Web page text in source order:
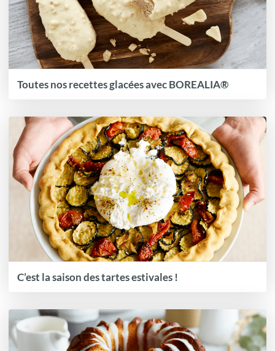
Toutes nos recettes glacées avec BOREALIA®
C’est la saison des tartes estivales !